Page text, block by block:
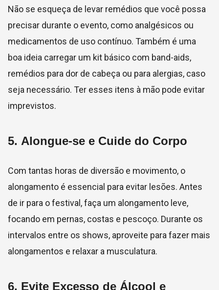
Não se esqueça de levar remédios que você possa
precisar durante o evento, como analgésicos ou
medicamentos de uso contínuo. Também é uma
boa ideia carregar um kit básico com band-aids,
remédios para dor de cabeça ou para alergias, caso
seja necessário. Ter esses itens à mão pode evitar
imprevistos.
5. Alongue-se e Cuide do Corpo
Com tantas horas de diversão e movimento, o
alongamento é essencial para evitar lesões. Antes
de ir para o festival, faça um alongamento leve,
focando em pernas, costas e pescoço. Durante os
intervalos entre os shows, aproveite para fazer mais
alongamentos e relaxar a musculatura.
6. Evite Excesso de Álcool e